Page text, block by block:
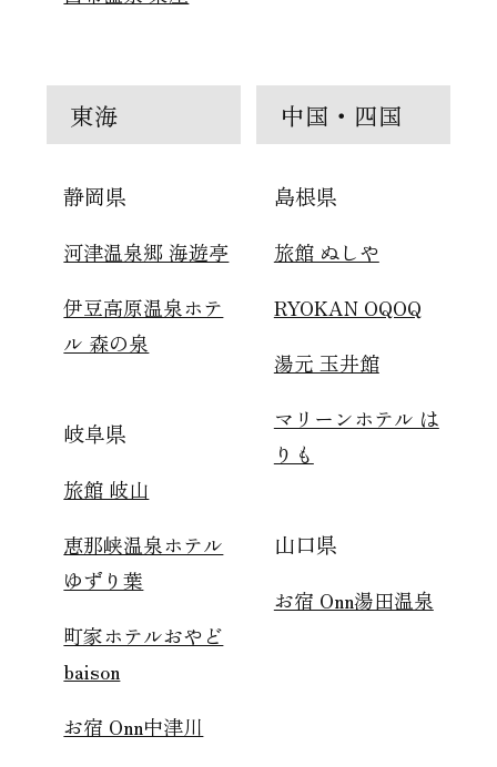
東海
静岡県
河津温泉郷 海遊亭
伊豆高原温泉ホテ
ル 森の泉
岐阜県
旅館 岐山
恵那峡温泉ホテル
ゆずり葉
町家ホテルおやど
baison
お宿 Onn中津川
中国・四国
島根県
旅館 ぬしや
RYOKAN OQOQ
湯元 玉井館
マリーンホテル は
りも
山口県
お宿 Onn湯田温泉